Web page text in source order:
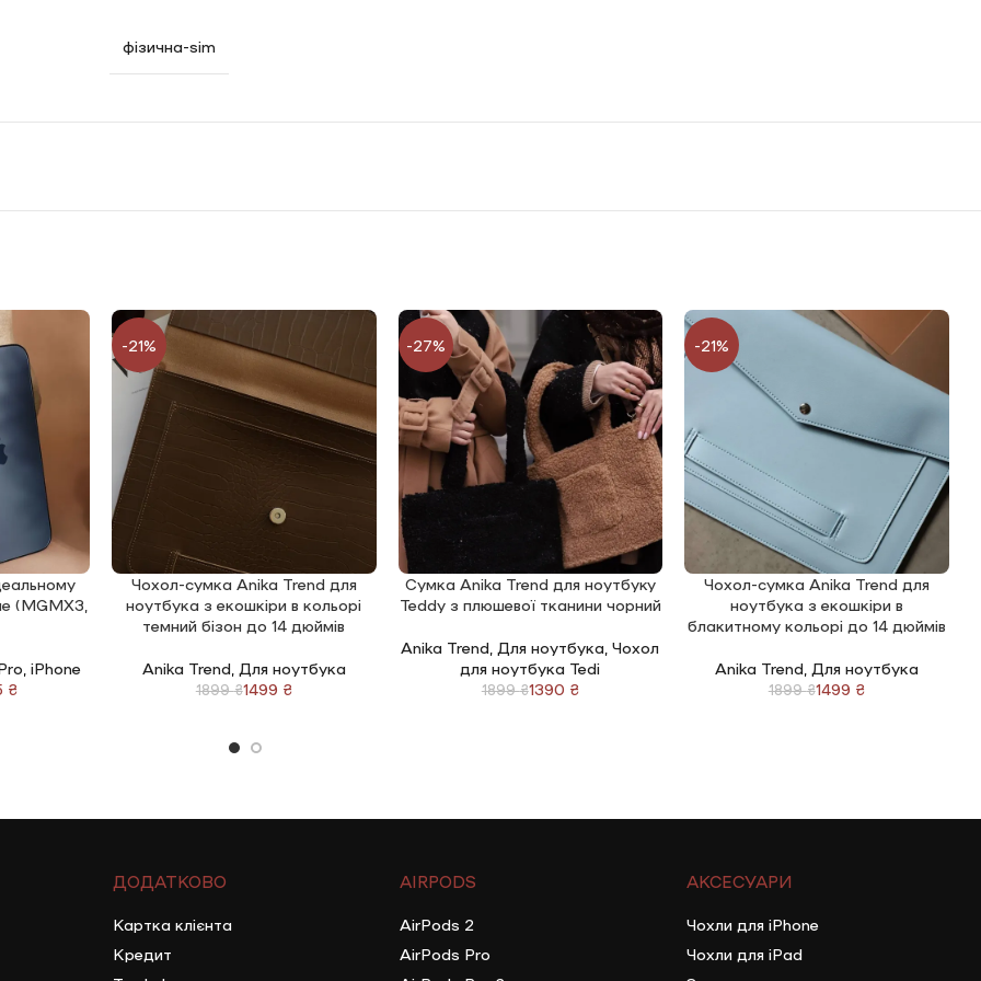
на оплату частинами у Mono
суму на 12 місяців з мінімального комісією 2,5%. Важливо, щоб у вас був відкритий ліміт на кредитування у додатку
фізична-sim
(MGMX3,
,iPhone
₴
-21%
ДОДАТИ В КОШИК
Чохол-сумка Anika Trend для
ноутбука з екошкіри в кольорі
темний бізон до 14 дюймів
Anika Trend Для ноутбука
1899₴1499 ₴
-27%
ДОДАТИ В КОШИК
Сумка Anika Trend для ноутбуку
Teddy з плюшевої тканини чорний
Anika Trend Для ноутбука ,Чохол
для ноутбука Tedi
1899₴1390 ₴
-21%
ДОДАТИ В КОШИК
Чохол-сумка Anika Trend для
ноутбука з екошкіри в
блакитному кольорі до 14 дюймів
Anika Trend Для ноутбука
1899₴1499 ₴
ДОДАТКОВО
Картка клієнта
Кредит
AIRPODS
AirPods 2
AirPods Pro
АКСЕСУАРИ
Чохли для iPhone
Чохли для iPad